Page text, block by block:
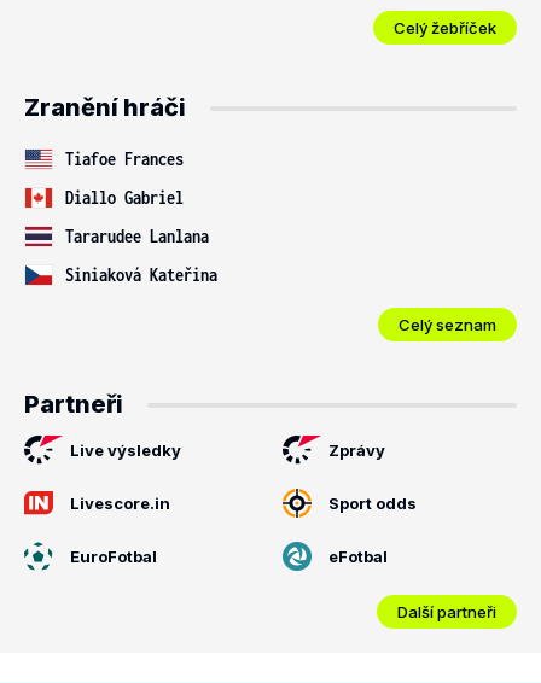
Celý žebříček
Zranění hráči
Tiafoe Frances
Diallo Gabriel
Tararudee Lanlana
Siniaková Kateřina
Celý seznam
Partneři
Live výsledky Zprávy
Livescore.in Sport odds
EuroFotbal eFotbal
Další partneři